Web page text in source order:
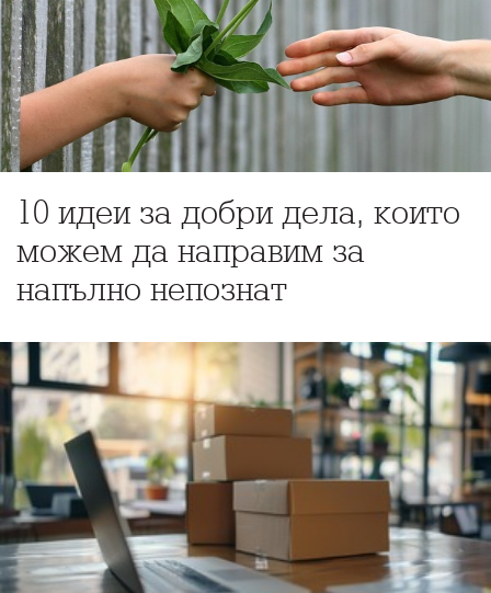
10 идеи за добри дела, които
можем да направим за
напълно непознат